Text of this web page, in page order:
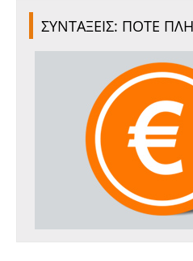
ΣΥΝΤΑΞΕΙΣ: ΠΟΤΕ